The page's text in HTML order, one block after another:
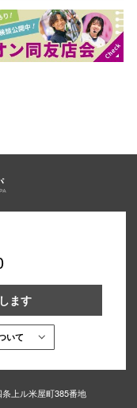
ます
いて
上ル米屋町385番地